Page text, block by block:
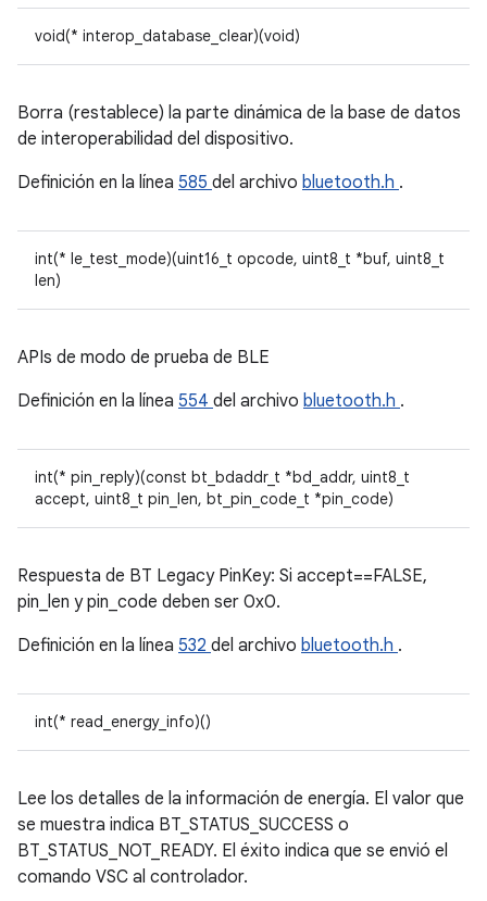
void(* interop_database_clear)(void)
Borra (restablece) la parte dinámica de la base de datos
de interoperabilidad del dispositivo.
Definición en la línea 585 del archivo bluetooth.h .
int(* le_test_mode)(uint16_t opcode, uint8_t *buf, uint8_t
len)
APIs de modo de prueba de BLE
Definición en la línea 554 del archivo bluetooth.h .
int(* pin_reply)(const bt_bdaddr_t *bd_addr, uint8_t
accept, uint8_t pin_len, bt_pin_code_t *pin_code)
Respuesta de BT Legacy PinKey: Si accept==FALSE,
pin_len y pin_code deben ser 0x0.
Definición en la línea 532 del archivo bluetooth.h .
int(* read_energy_info)()
Lee los detalles de la información de energía. El valor que
se muestra indica BT_STATUS_SUCCESS o
BT_STATUS_NOT_READY. El éxito indica que se envió el
comando VSC al controlador.